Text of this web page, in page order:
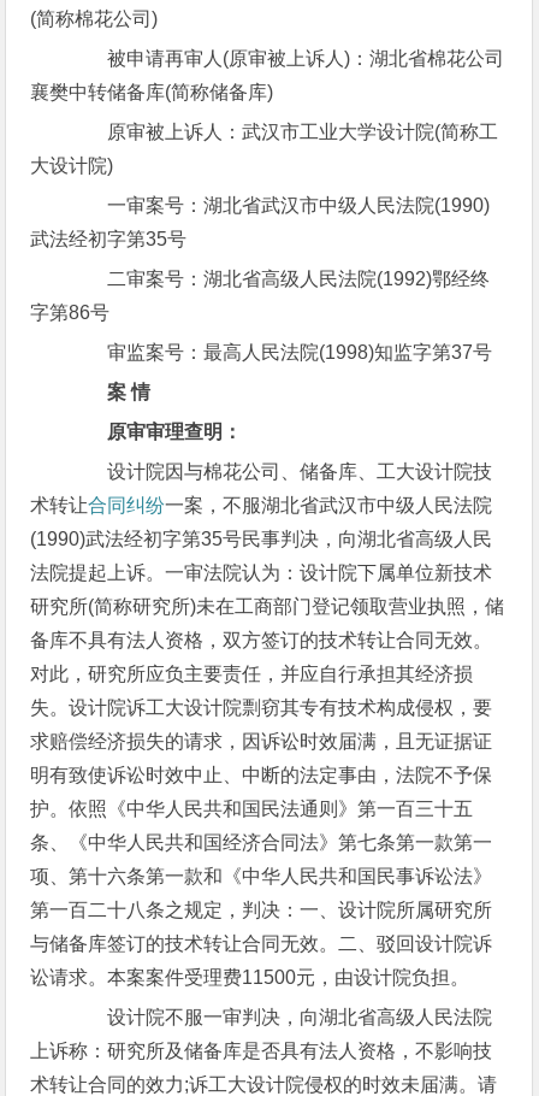
(简称棉花公司)
被申请再审人(原审被上诉人)：湖北省棉花公司
襄樊中转储备库(简称储备库)
原审被上诉人：武汉市工业大学设计院(简称工
大设计院)
一审案号：湖北省武汉市中级人民法院(1990)
武法经初字第35号
二审案号：湖北省高级人民法院(1992)鄂经终
字第86号
审监案号：最高人民法院(1998)知监字第37号
案 情
原审审理查明：
设计院因与棉花公司、储备库、工大设计院技
术转让合同纠纷一案，不服湖北省武汉市中级人民法院
(1990)武法经初字第35号民事判决，向湖北省高级人民
法院提起上诉。一审法院认为：设计院下属单位新技术
研究所(简称研究所)未在工商部门登记领取营业执照，储
备库不具有法人资格，双方签订的技术转让合同无效。
对此，研究所应负主要责任，并应自行承担其经济损
失。设计院诉工大设计院剽窃其专有技术构成侵权，要
求赔偿经济损失的请求，因诉讼时效届满，且无证据证
明有致使诉讼时效中止、中断的法定事由，法院不予保
护。依照《中华人民共和国民法通则》第一百三十五
条、《中华人民共和国经济合同法》第七条第一款第一
项、第十六条第一款和《中华人民共和国民事诉讼法》
第一百二十八条之规定，判决：一、设计院所属研究所
与储备库签订的技术转让合同无效。二、驳回设计院诉
讼请求。本案案件受理费11500元，由设计院负担。
设计院不服一审判决，向湖北省高级人民法院
上诉称：研究所及储备库是否具有法人资格，不影响技
术转让合同的效力;诉工大设计院侵权的时效未届满。请